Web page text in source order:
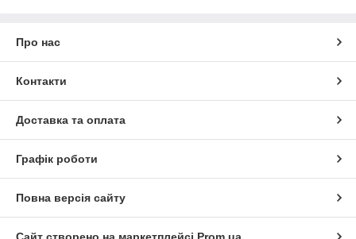
Про нас
Контакти
Доставка та оплата
Графік роботи
Повна версія сайту